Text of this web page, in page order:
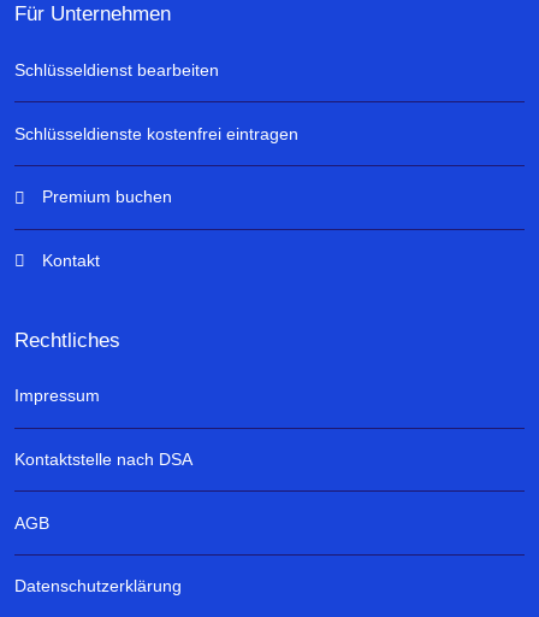
Für Unternehmen
Schlüsseldienst bearbeiten
Schlüsseldienste kostenfrei eintragen
Premium buchen
Kontakt
Rechtliches
Impressum
Kontaktstelle nach DSA
AGB
Datenschutzerklärung